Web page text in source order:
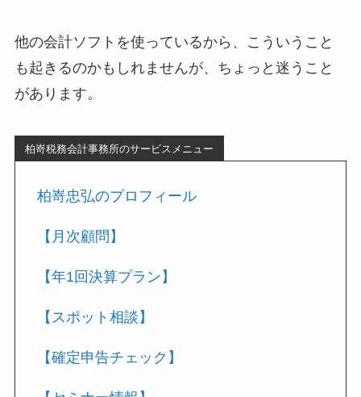
他の会計ソフトを使っているから、こういうこと
も起きるのかもしれませんが、ちょっと迷うこと
があります。
柏嵜税務会計事務所のサービスメニュー
柏嵜忠弘のプロフィール
【月次顧問】
【年1回決算プラン】
【スポット相談】
【確定申告チェック】